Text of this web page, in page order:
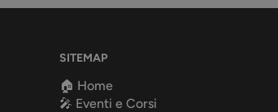
SITEMAP
🏠 Home
🎤 Eventi e Corsi